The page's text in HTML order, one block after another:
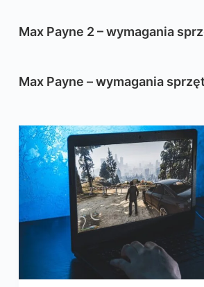
Max Payne 2 – wymagania
Max Payne – wymagania